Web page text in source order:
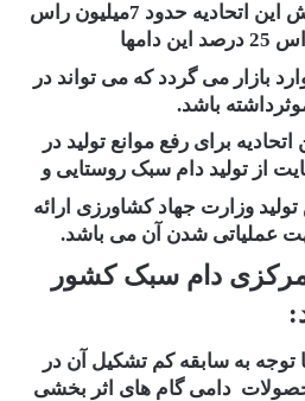
تعداد دام سبک تحت پوشش این اتحادیه حدود 7میلیون راس
بازار می گردد که می تواند در
باشد.
برای رفع موانع تولید در
از تولید دام سبک روستایی و
وزارت جهاد کشاورزی ارائه
عملیاتی شدن آن می باشد.
مرکزی دام سبک کشور
توجه به سابقه کم تشکیل آن در
دامی گام های اثر بخشی